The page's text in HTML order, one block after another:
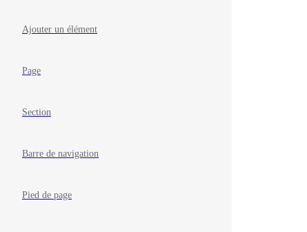
Ajouter un élément
Page
Section
Barre de navigation
Pied de page